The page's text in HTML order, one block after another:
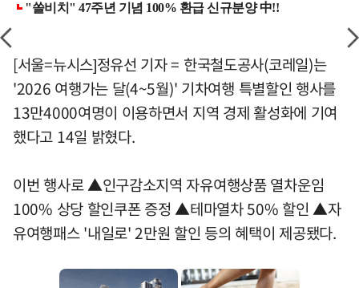
[서울=뉴시스]정유선 기자 = 한국철도공사(코레일)는
'2026 여행가는 달(4~5월)' 기차여행 특별할인 행사를
13만4000여명이 이용하면서 지역 경제 활성화에 기여
했다고 14일 밝혔다.
이번 행사로 ▲인구감소지역 자유여행상품 열차운임
100% 상당 할인쿠폰 증정 ▲테마열차 50% 할인 ▲자
유여행패스 '내일로' 2만원 할인 등의 혜택이 제공됐다.